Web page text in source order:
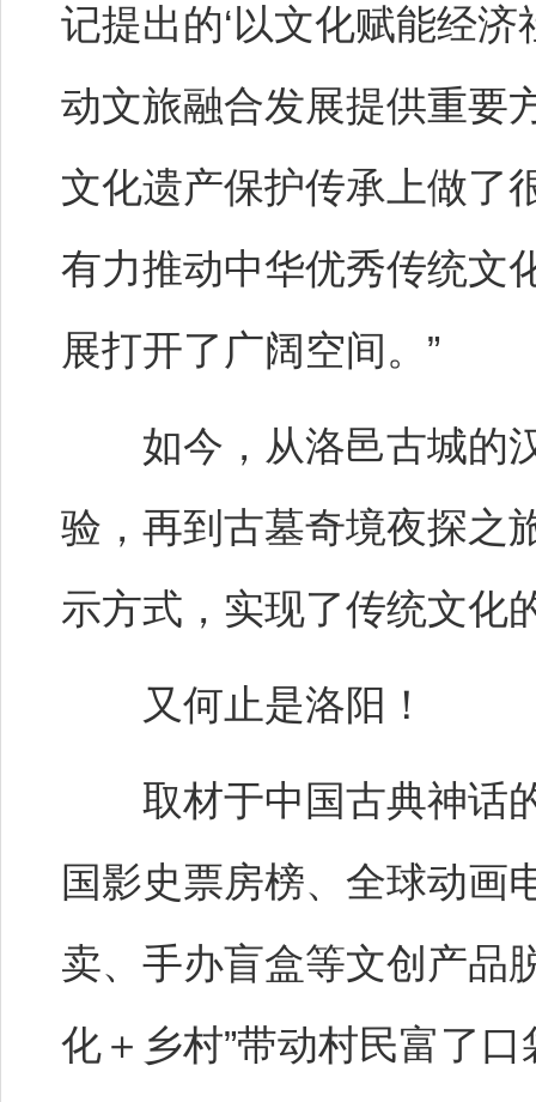
记提出的‘以文化赋能经
动文旅融合发展提供重要
文化遗产保护传承上做了
有力推动中华优秀传统文
展打开了广阔空间。”
如今，从洛邑古城的汉
验，再到古墓奇境夜探之
示方式，实现了传统文化
又何止是洛阳！
取材于中国古典神话的
国影史票房榜、全球动画
卖、手办盲盒等文创产品
化＋乡村”带动村民富了